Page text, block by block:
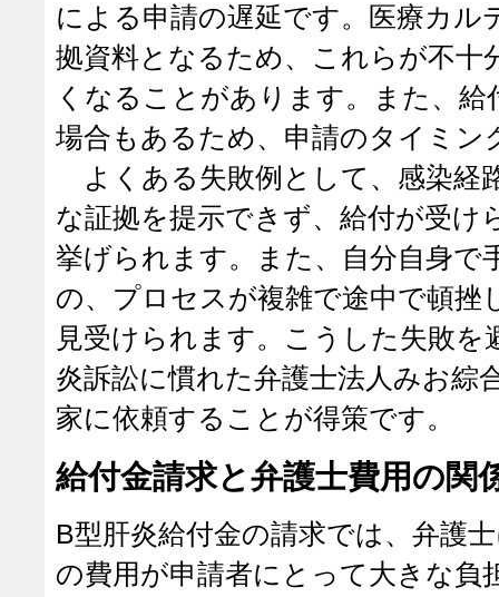
による申請の遅延です。医療カル
拠資料となるため、これらが不十
くなることがあります。また、給
場合もあるため、申請のタイミン
よくある失敗例として、感染経
な証拠を提示できず、給付が受け
挙げられます。また、自分自身で
の、プロセスが複雑で途中で頓挫
見受けられます。こうした失敗
炎訴訟に慣れた弁護士法人みお綜
家に依頼することが得策です。
給付金請求と弁護士費用の関
B型肝炎給付金の請求では、弁護
の費用が申請者にとって大きな負